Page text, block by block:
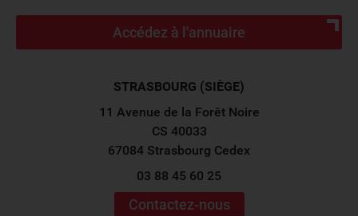
Accédez à l'annuaire
STRASBOURG (SIÈGE)
11 Avenue de la Forêt Noire
CS 40033
67084 Strasbourg Cedex
03 88 45 60 25
Contactez-nous